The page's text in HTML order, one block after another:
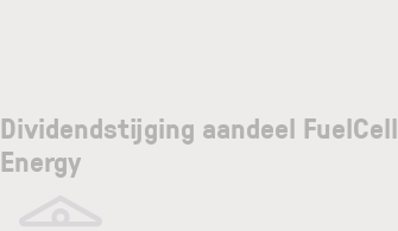
Dividendstijging aandeel FuelCell
Energy